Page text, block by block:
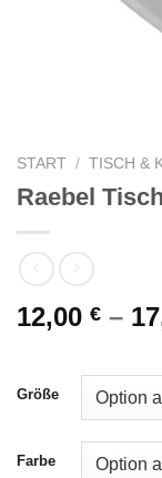
START / TISCH &
Raebel
12,00 € –
Größe
Farbe